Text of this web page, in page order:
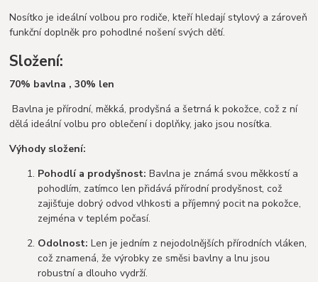
Nosítko je ideální volbou pro rodiče, kteří hledají stylový a zároveň
funkční doplněk pro pohodlné nošení svých dětí.
Složení:
70% bavlna , 30% len
Bavlna je přírodní, měkká, prodyšná a šetrná k pokožce, což z ní
dělá ideální volbu pro oblečení i doplňky, jako jsou nosítka.
Výhody složení:
Pohodlí a prodyšnost: Bavlna je známá svou měkkostí a
pohodlím, zatímco len přidává přírodní prodyšnost, což
zajišťuje dobrý odvod vlhkosti a příjemný pocit na pokožce,
zejména v teplém počasí.
Odolnost: Len je jedním z nejodolnějších přírodních vláken,
což znamená, že výrobky ze směsi bavlny a lnu jsou
robustní a dlouho vydrží.